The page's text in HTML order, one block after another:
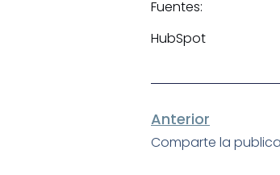
Fuentes:
HubSpot
Anterior
Comparte la